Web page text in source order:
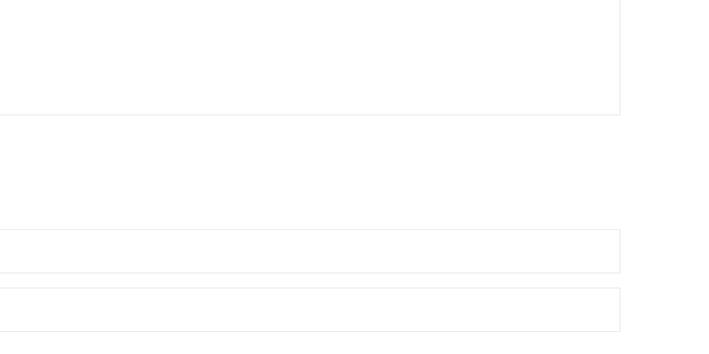
von Lourdes und das Geschäft mit dem Wunder
Juan de Gaztelugatxe
an einem Tag zu Fuß entdecken
von Schloss Christiansborg
Leichnams aus Caen
des entführten Engländers